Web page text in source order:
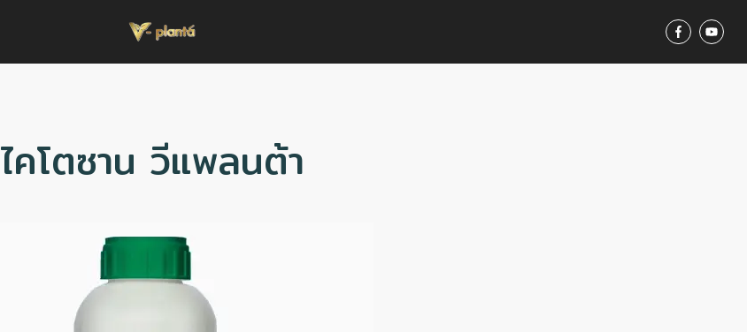
ไคโตซาน วีแพลนต้า